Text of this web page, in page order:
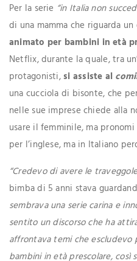
Per la serie “in Italia non
di una mamma che riguarda
animato per bambini in età
Netflix, durante la quale, tra
protagonisti,si assiste al
una cucciola di bisonte, che
nelle sue imprese chiede alla
usare il femminile, ma
per l’inglese, ma in Italiano
“Credevo di avere le
bimba di 5 anni stava
sembrava una serie carina e
sentito un discorso che ha
affrontava temi che escludevo
bambini in età prescolare, così